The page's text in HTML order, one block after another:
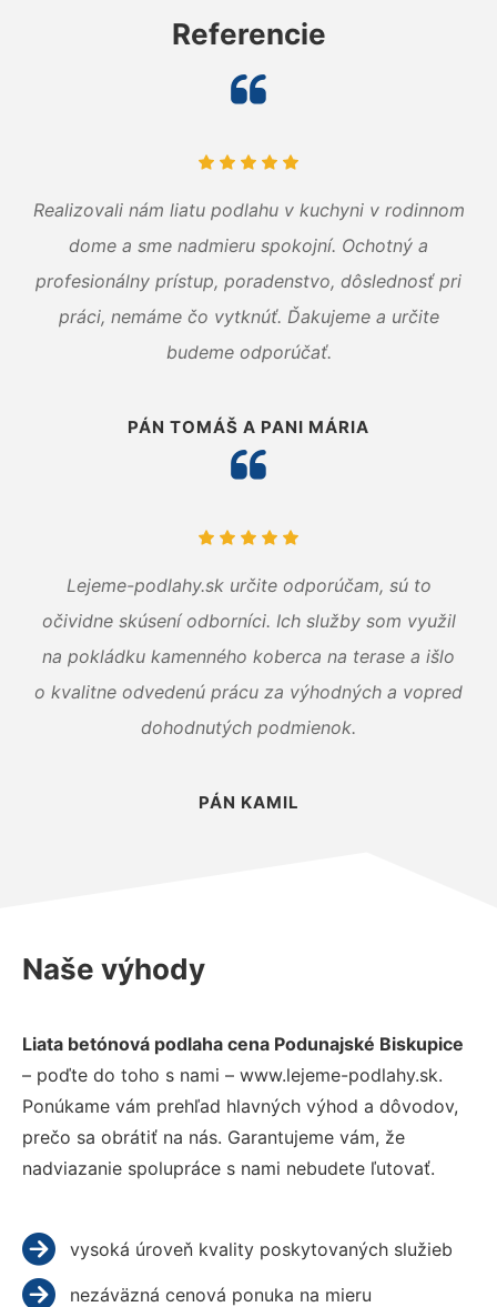
Referencie
Realizovali nám liatu podlahu v kuchyni v rodinnom
dome a sme nadmieru spokojní. Ochotný a
profesionálny prístup, poradenstvo, dôslednosť pri
práci, nemáme čo vytknúť. Ďakujeme a určite
budeme odporúčať.
PÁN TOMÁŠ A PANI MÁRIA
Lejeme-podlahy.sk určite odporúčam, sú to
očividne skúsení odborníci. Ich služby som využil
na pokládku kamenného koberca na terase a išlo
o kvalitne odvedenú prácu za výhodných a vopred
dohodnutých podmienok.
PÁN KAMIL
Naše výhody
Liata betónová podlaha cena Podunajské Biskupice
– poďte do toho s nami – www.lejeme-podlahy.sk.
Ponúkame vám prehľad hlavných výhod a dôvodov,
prečo sa obrátiť na nás. Garantujeme vám, že
nadviazanie spolupráce s nami nebudete ľutovať.
vysoká úroveň kvality poskytovaných služieb
nezáväzná cenová ponuka na mieru